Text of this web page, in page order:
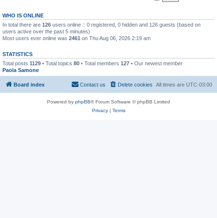
WHO IS ONLINE
In total there are 126 users online :: 0 registered, 0 hidden and 126 guests (based on
users active over the past 5 minutes)
Most users ever online was 2461 on Thu Aug 06, 2026 2:19 am
STATISTICS
Total posts 1129 • Total topics 80 • Total members 127 • Our newest member
Paola Samone
Board index All times are UTC-03:00
Delete cookies
Contact us
Powered by phpBB® Forum Software © phpBB Limited
Privacy| Terms